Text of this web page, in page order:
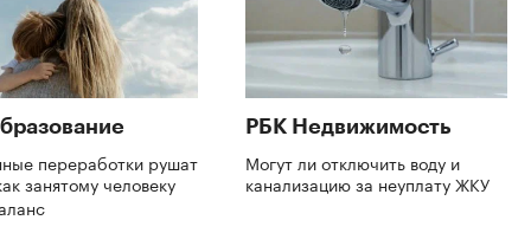
переработки рушат
занятому человеку
РБК Недвижимость
Могут ли отключить воду и
канализацию за неуплату ЖКУ